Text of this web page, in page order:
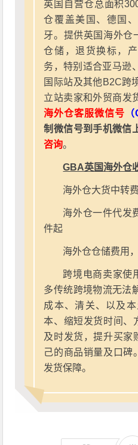
英国自营仓总面积
仓覆盖美国、德国
牙。提供英国海外仓
仓储，退货换标，
务，特别适合亚马逊
国际站及其他B2C跨
立站卖家和外贸商发
海外仓客服微信号
制微信号到手机微信
咨询。
GBA英国海外仓
海外仓大货中转
海外仓一件代发
件起
海外仓仓储费用
跨境电商卖家使
多传统跨境物流无法
成本、清关、以及
本、缩短发货时间、
及时发货，提升买家
己的商品销量及口碑
发货保障。